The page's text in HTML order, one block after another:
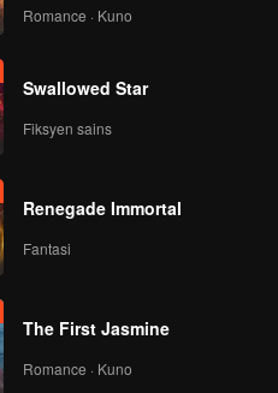
Romance · Kuno
Swallowed Star
Fiksyen sains
Renegade Immortal
Fantasi
The First Jasmine
Romance · Kuno